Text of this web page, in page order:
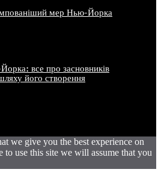
мер Нью-Йорка
все про засновників
його створення
we give you the best experience on
use this site we will assume that you